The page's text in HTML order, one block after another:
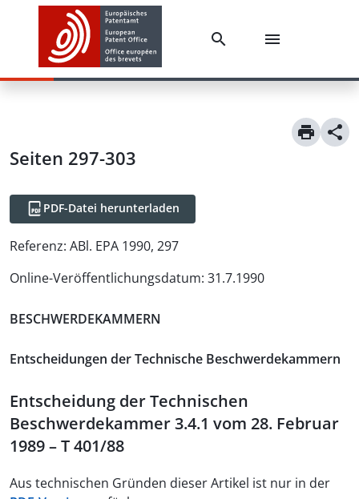
Seiten 297-303
PDF-Datei herunterladen
Referenz: ABl. EPA 1990, 297
Online-Veröffentlichungsdatum: 31.7.1990
BESCHWERDEKAMMERN
Entscheidungen der Technische Beschwerdekammern
Entscheidung der Technischen
Beschwerdekammer 3.4.1 vom 28. Februar
1989 – T 401/88
Aus technischen Gründen dieser Artikel ist nur in der